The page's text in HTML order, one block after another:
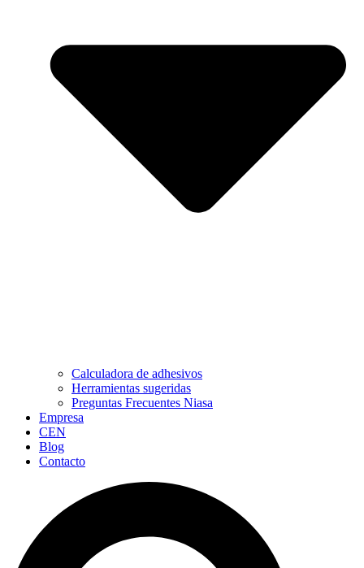
Calculadora de adhesivos
Herramientas sugeridas
Preguntas Frecuentes Niasa
Empresa
CEN
Blog
Contacto